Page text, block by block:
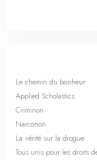
Le chemin du bonheur
Applied Scholastics
Criminon
Narconon
La vérité sur la drogue
Tous unis pour les droits